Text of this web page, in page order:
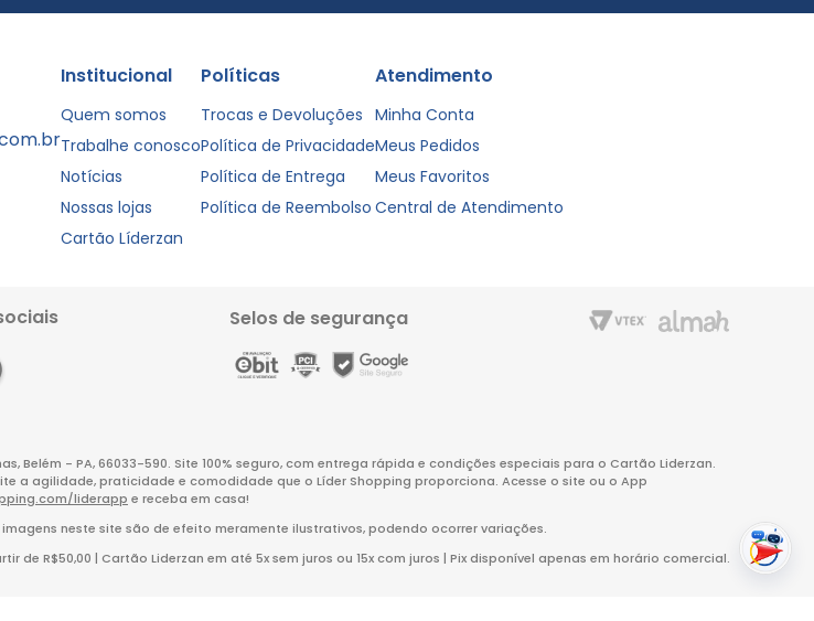
Institucional
Quem somos
Trabalhe conosco
Notícias
Nossas lojas
Cartão Líderzan
Políticas
Trocas e Devoluções
Política de Privacidade
Política de Entrega
Política de Reembolso
Atendimento
Minha Conta
Meus Pedidos
Meus Favoritos
Central de Atendimento
Selos de segurança
Belém - PA, 66033-590. Site 100% seguro, com entrega rápida e condições especiais para o Cartão Liderzan.
a agilidade, praticidade e comodidade que o Líder Shopping proporciona. Acesse o site ou o App
liderapp e receba em casa!
neste site são de efeito meramente ilustrativos, podendo ocorrer variações.
R$50,00 | Cartão Liderzan em até 5x sem juros ou 15x com juros | Pix disponível apenas em horário comercial.